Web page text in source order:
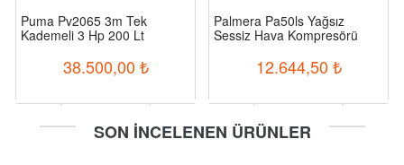
Puma Pv2065 3m Tek
Kademeli 3 Hp 200 Lt
38.500,00 ₺
Palmera Pa50ls Yağsız
Sessiz Hava Kompresörü
12.644,50 ₺
SON İNCELENEN ÜRÜNLER